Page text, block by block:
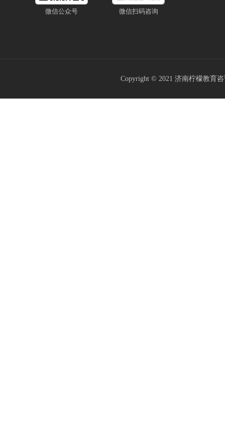
微信公众号 微信扫码咨询
Copyright © 2021 济南柠檬教育